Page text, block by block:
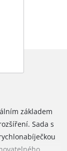
základem
Sada s